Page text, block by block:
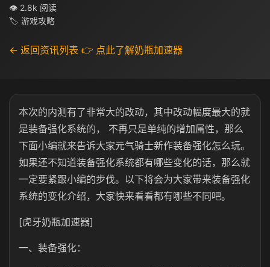
👁 2.8k 阅读
🏷 游戏攻略
← 返回资讯列表 👉 点此了解奶瓶加速器
本次的内测有了非常大的改动，其中改动幅度最大的就
是装备强化系统的， 不再只是单纯的增加属性，那么
下面小编就来告诉大家元气骑士新作装备强化怎么玩。
如果还不知道装备强化系统都有哪些变化的话，那么就
一定要紧跟小编的步伐。以下将会为大家带来装备强化
系统的变化介绍，大家快来看看都有哪些不同吧。
[虎牙奶瓶加速器]
一、装备强化：